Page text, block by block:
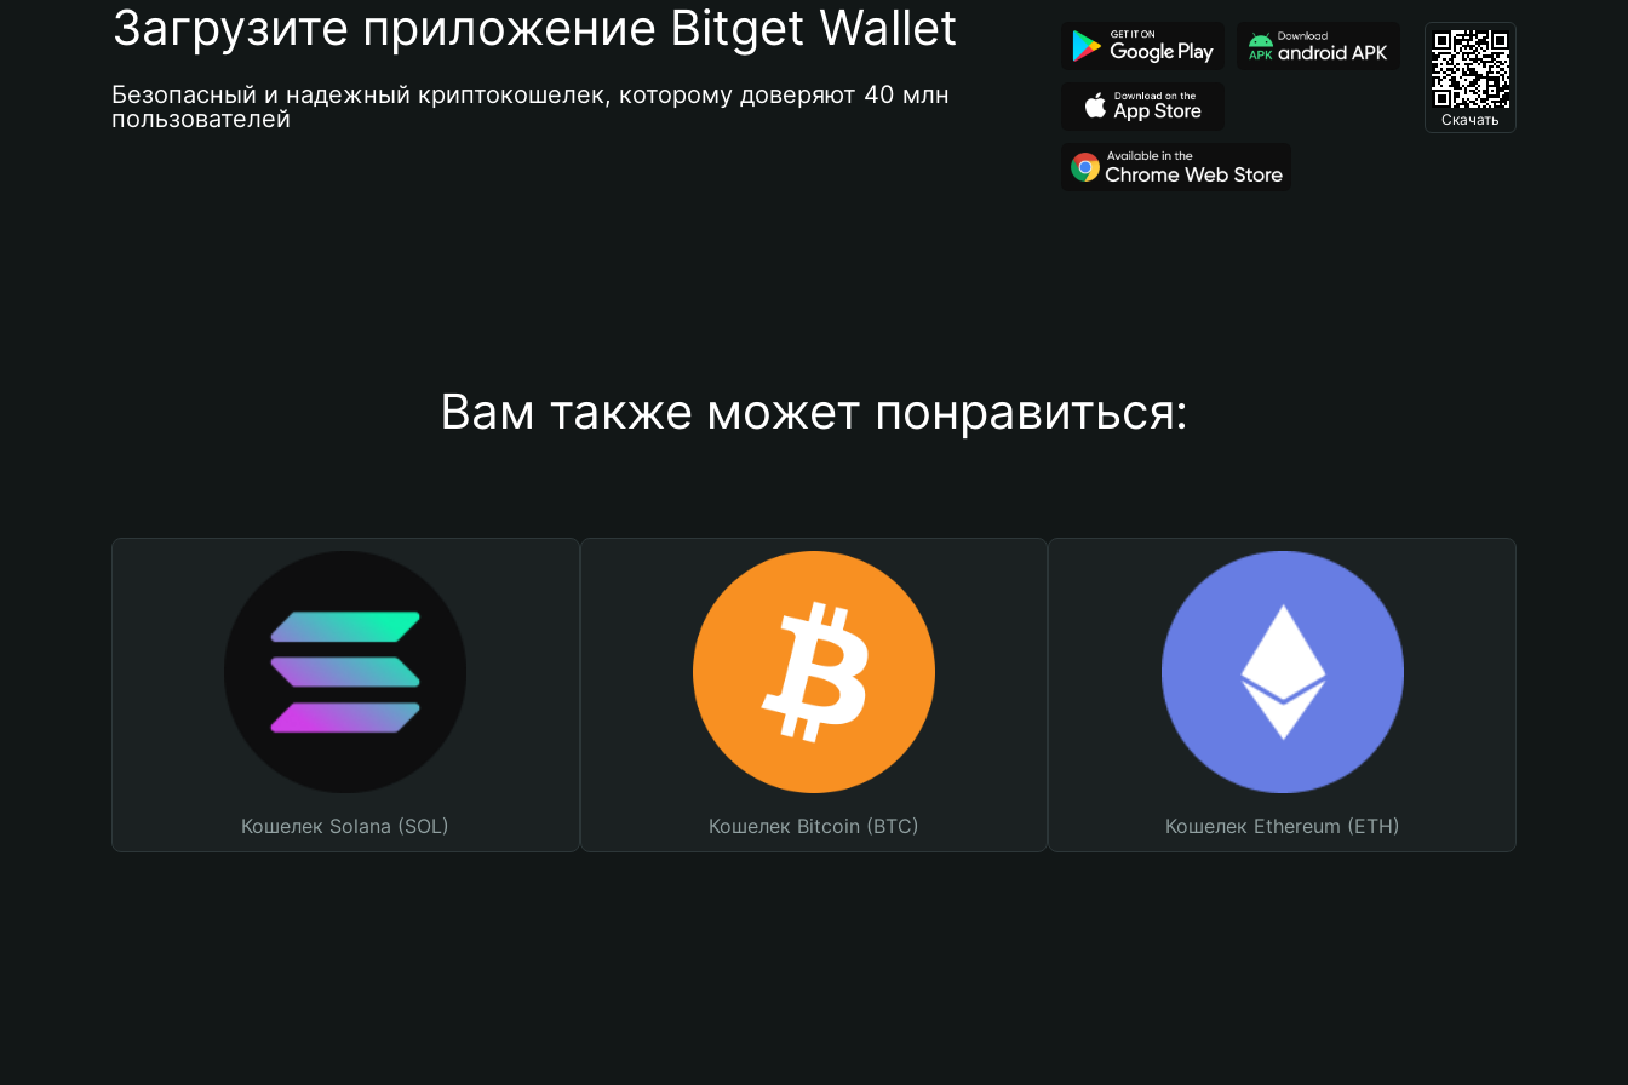
Загрузите приложение Bitget Wallet
Безопасный и надежный криптокошелек, которому доверяют 40 млн
пользователей
Скачать
Вам также может понравиться:
Кошелек Solana (SOL) Кошелек Bitcoin (BTC) Кошелек Ethereum (ETH)